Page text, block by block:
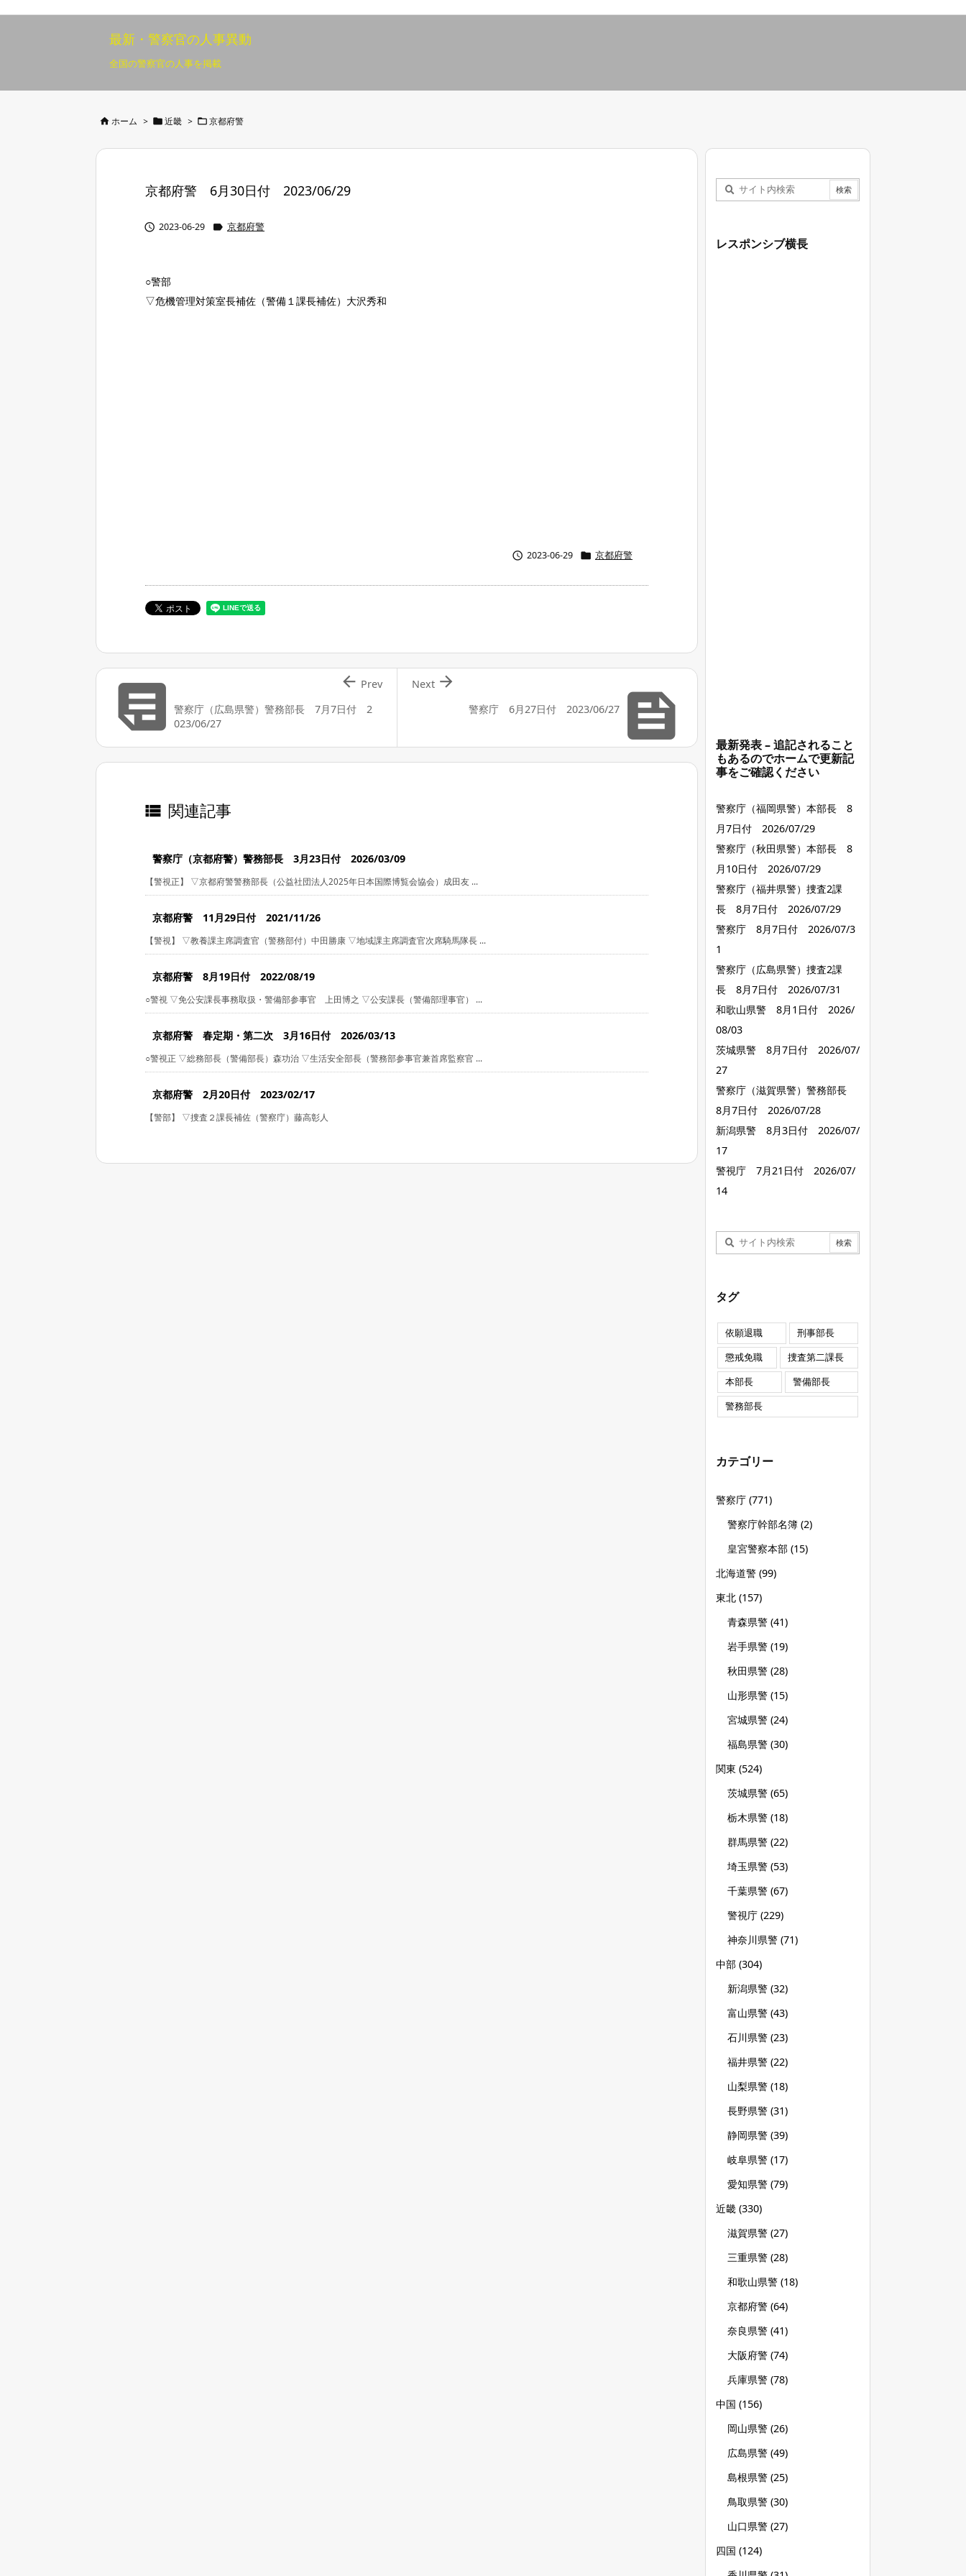
最新・警察官の人事異動
全国の警察官の人事を掲載
 ホーム >  近畿 >  京都府警
京都府警 6月30日付 2023/06/29
 2023-06-29  京都府警
○警部
▽危機管理対策室長補佐（警備１課長補佐）大沢秀和
 2023-06-29  京都府警

警察庁 6月27日付 2023/06/27

Next
警察庁（広島県警）警務部長 7月7日付 2
023/06/27
 Prev
 関連記事
警察庁（京都府警）警務部長 3月23日付 2026/03/09
【警視正】 ▽京都府警警務部長（公益社団法人2025年日本国際博覧会協会）成田友 ...
京都府警 11月29日付 2021/11/26
【警視】 ▽教養課主席調査官（警務部付）中田勝康 ▽地域課主席調査官次席騎馬隊長 ...
京都府警 8月19日付 2022/08/19
○警視 ▽免公安課長事務取扱・警備部参事官 上田博之 ▽公安課長（警備部理事官） ...
京都府警 春定期・第二次 3月16日付 2026/03/13
○警視正 ▽総務部長（警備部長）森功治 ▽生活安全部長（警務部参事官兼首席監察官 ...
京都府警 2月20日付 2023/02/17
【警部】 ▽捜査２課長補佐（警察庁）藤高彰人
レスポンシブ横長
最新発表 – 追記されること
もあるのでホームで更新記
事をご確認ください
警察庁（福岡県警）本部長 8
月7日付 2026/07/29
警察庁（秋田県警）本部長 8
月10日付 2026/07/29
警察庁（福井県警）捜査2課
長 8月7日付 2026/07/29
警察庁 8月7日付 2026/07/3
1
警察庁（広島県警）捜査2課
長 8月7日付 2026/07/31
和歌山県警 8月1日付 2026/
08/03
茨城県警 8月7日付 2026/07/
27
警察庁（滋賀県警）警務部長
8月7日付 2026/07/28
新潟県警 8月3日付 2026/07/
17
警視庁 7月21日付 2026/07/
14
タグ
依願退職
刑事部長
懲戒免職
捜査第二課長
本部長
警備部長
警務部長
カテゴリー
警察庁 (771)
警察庁幹部名簿 (2)
皇宮警察本部 (15)
北海道警 (99)
東北 (157)
青森県警 (41)
岩手県警 (19)
秋田県警 (28)
山形県警 (15)
宮城県警 (24)
福島県警 (30)
関東 (524)
茨城県警 (65)
栃木県警 (18)
群馬県警 (22)
埼玉県警 (53)
千葉県警 (67)
警視庁 (229)
神奈川県警 (71)
中部 (304)
新潟県警 (32)
富山県警 (43)
石川県警 (23)
福井県警 (22)
山梨県警 (18)
長野県警 (31)
静岡県警 (39)
岐阜県警 (17)
愛知県警 (79)
近畿 (330)
滋賀県警 (27)
三重県警 (28)
和歌山県警 (18)
京都府警 (64)
奈良県警 (41)
大阪府警 (74)
兵庫県警 (78)
中国 (156)
岡山県警 (26)
広島県警 (49)
島根県警 (25)
鳥取県警 (30)
山口県警 (27)
四国 (124)